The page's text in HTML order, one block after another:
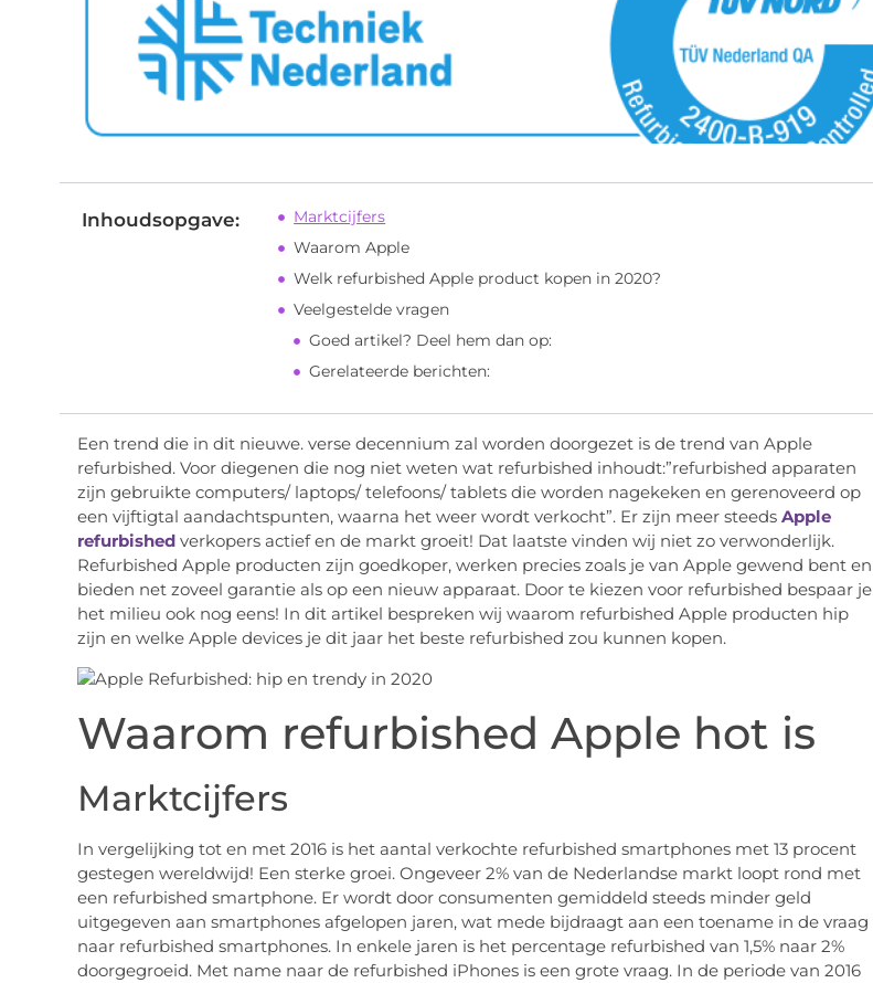
Inhoudsopgave:
Marktcijfers
Waarom Apple
Welk refurbished Apple product kopen in 2020?
Veelgestelde vragen
Goed artikel? Deel hem dan op:
Gerelateerde berichten:
Een trend die in dit nieuwe. verse decennium zal worden doorgezet is de trend van Apple
refurbished. Voor diegenen die nog niet weten wat refurbished inhoudt:”refurbished apparaten
zijn gebruikte computers/ laptops/ telefoons/ tablets die worden nagekeken en gerenoveerd op
een vijftigtal aandachtspunten, waarna het weer wordt verkocht”. Er zijn meer steeds Apple
refurbishedverkopers actief en de markt groeit! Dat laatste vinden wij niet zo verwonderlijk.
Refurbished Apple producten zijn goedkoper, werken precies zoals je van Apple gewend bent en
bieden net zoveel garantie als op een nieuw apparaat. Door te kiezen voor refurbished bespaar je
het milieu ook nog eens! In dit artikel bespreken wij waarom refurbished Apple producten hip
zijn en welke Apple devices je dit jaar het beste refurbished zou kunnen kopen.
Waarom refurbished Apple hot is
Marktcijfers
In vergelijking tot en met 2016 is het aantal verkochte refurbished smartphones met 13 procent
gestegen wereldwijd! Een sterke groei. Ongeveer 2% van de Nederlandse markt loopt rond met
een refurbished smartphone. Er wordt door consumenten gemiddeld steeds minder geld
uitgegeven aan smartphones afgelopen jaren, wat mede bijdraagt aan een toename in de vraag
naar refurbished smartphones. In enkele jaren is het percentage refurbished van 1,5% naar 2%
doorgegroeid. Met name naar de refurbished iPhones is een grote vraag. In de periode van 2016